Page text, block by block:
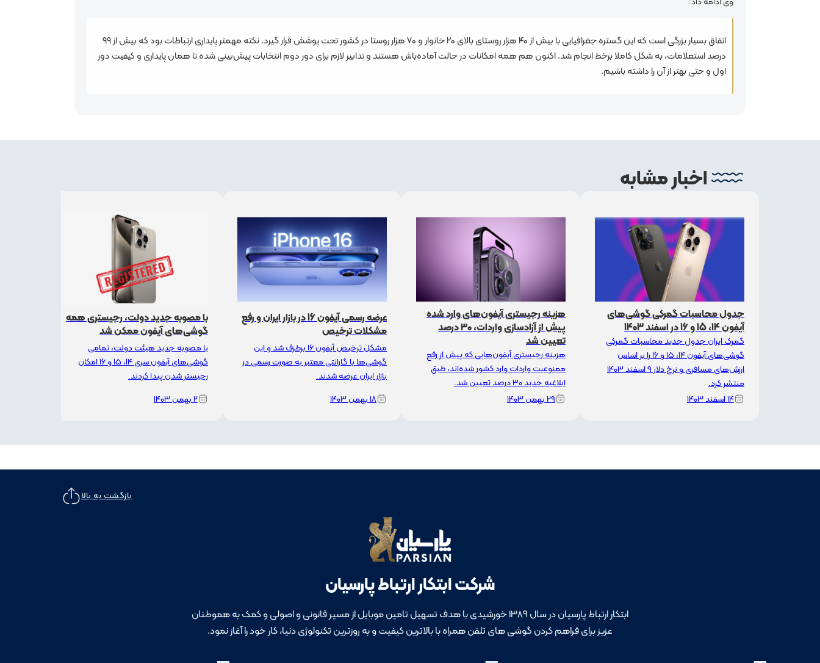
اتفاق بسیار بزرگی است که این گستره جغرافیایی با بیش از ۴۰ هزار روستای بالای ۲۰ خانوار و ۷۰ هزار روستا در کشور تحت پوشش قرار گیرد. نکته مهمتر پایداری ارتباطات بود که بیش از ۹۹
درصد استعلامات، به شکل کاملا برخط انجام شد. اکنون هم همه امکانات در حالت آماده‌باش هستند و تدابیر لازم برای دور دوم انتخابات پیش‌بینی شده تا همان پایداری و کیفیت دور
اول و حتی بهتر از آن را داشته باشیم.
اخبار مشابه
جدول محاسبات گمرکی گوشی‌های
آیفون 14، 15 و 16 در اسفند 1403
گمرک ایران جدول جدید محاسبات گمرکی
گوشی‌های آیفون 14، 15 و 16 را بر اساس
ارزش‌های مسافری و نرخ دلار 9 اسفند 1403
منتشر کرد.
۱۴ اسفند ۱۴۰۳
هزینه رجیستری آیفون‌های وارد شده
پیش از آزادسازی واردات، ۳۰ درصد
تعیین شد
هزینه رجیستری آیفون‌هایی که پیش از رفع
ممنوعیت واردات وارد کشور شده‌اند، طبق
ابلاغیه جدید ۳۰ درصد تعیین شد.
۲۹ بهمن ۱۴۰۳
عرضه رسمی آیفون 16 در بازار ایران و رفع
مشکلات ترخیص
مشکل ترخیص آیفون ۱۶ برطرف شد و این
گوشی‌ها با گارانتی معتبر به‌ صورت رسمی در
بازار ایران عرضه شدند.
۱۸ بهمن ۱۴۰۳
با مصوبه جدید دولت، رجیستری همه
گوشی‌های آیفون ممکن شد
با مصوبه جدید هیئت دولت، تمامی
گوشی‌های آیفون سری ۱۴، ۱۵ و ۱۶ امکان
رجیستر شدن پیدا کردند.
۲ بهمن ۱۴۰۳
بازگشت به بالا
شرکت ابتکار ارتباط پارسیان
ابتکار ارتباط پارسیان در سال 1389 خورشیدی با هدف تسهیل تامین موبایل از مسیر قانونی و اصولی و کمک به هموطنان
عزیز برای فراهم کردن گوشی های تلفن همراه با بالاترین کیفیت و به روزترین تکنولوژی دنیا، کار خود را آغاز نمود.